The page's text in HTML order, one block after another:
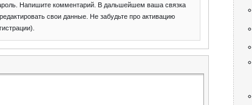
Напишите комментарий. В дальшейшем ваша связка
свои данные. Не забудьте про активацию